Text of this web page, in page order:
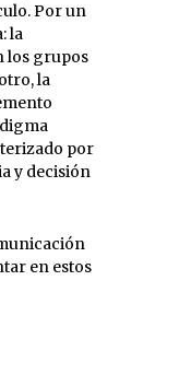
Por un
la
los grupos
la
por
y decisión
en estos